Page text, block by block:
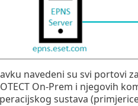
navedeni su svi portovi
On-Prem i njegovih
sustava